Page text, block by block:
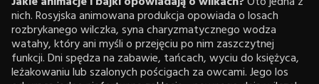
nich. Rosyjska animowana produkcja opowiada o losach
rozbrykanego wilczka, syna charyzmatycznego wodza
watahy, który ani myśli o przejęciu po nim zaszczytnej
funkcji. Dni spędza na zabawie, tańcach, wyciu do księżyca,
leżakowaniu lub szalonych pościgach za owcami. Jego los